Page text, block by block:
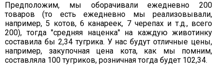
Предположим, мы оборачивали ежедневно 200
товаров (то есть ежедневно мы реализовывали,
например, 5 котов, 6 канареек, 7 черепах и т.д., всего
200), тогда "средняя наценка" на каждую животинку
составила бы 2,34 тугрика. У нас будут отличные цены,
например, закупочная цена кота, как мы помним,
составляла 100 тугриков, розничная тогда будет 102,34.